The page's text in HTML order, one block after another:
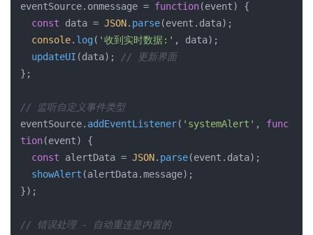
eventSource. onmessage = function(event) {
const data = JSON. parse(event. data);
console. log ( '收到实时数据:' , data);
updateUI (data);
// 更新界面
};
// 监听自定义事件类型
eventSource. addEventListener( 'systemAlert' , func
tion(event) {
const alertData = JSON. parse(event. data);
showAlert (alertData.message);
});
// 错误处理 - 自动重连是内置的